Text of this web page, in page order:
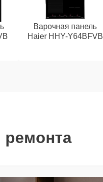
Варочная панель
Haier HHY-Y64BFVB
ремонта